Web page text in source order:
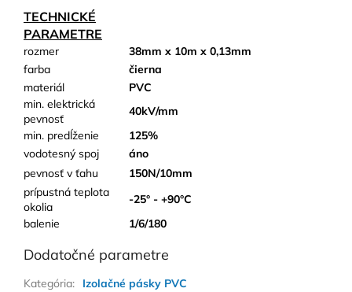
TECHNICKÉ
PARAMETRE
rozmer
38mm x 10m x 0,13mm
farba
čierna
materiál
PVC
min. elektrická
pevnosť
40kV/mm
min. predĺženie
125%
vodotesný spoj
áno
pevnosť v ťahu
150N/10mm
prípustná teplota
okolia
-25° - +90°C
balenie
1/6/180
Dodatočné parametre
Kategória:
Izolačné pásky PVC